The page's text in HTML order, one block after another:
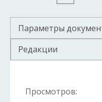
Параметры
Редакции
Просмотров: